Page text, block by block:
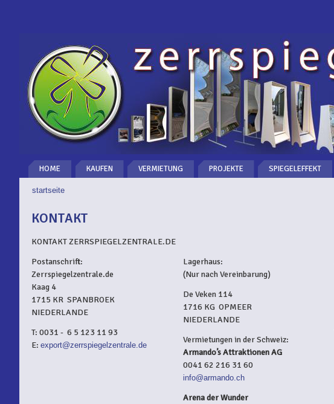
HOME KAUFEN VERMIETUNG PROJEKTE SPIEGELEFFEKT
SIE SIND HIER
startseite
KONTAKT
KONTAKT ZERRSPIEGELZENTRALE.DE
Postanschrift:
Zerrspiegelzentrale.de
Kaag 4
1715 KR SPANBROEK
NIEDERLANDE
T: 0031 - 6 5 123 11 93
E: export@zerrspiegelzentrale.de
Lagerhaus:
(Nur nach Vereinbarung)
De Veken 114
1716 KG OPMEER
NIEDERLANDE
Vermietungen in der Schweiz:
Armando’s Attraktionen AG
0041 62 216 31 60
info@armando.ch
Arena der Wunder